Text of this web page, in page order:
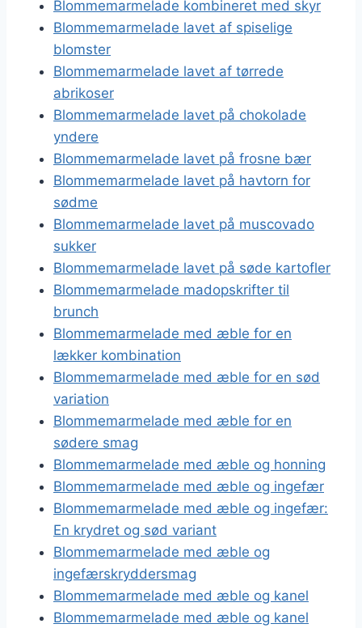
Blommemarmelade kombineret med skyr
Blommemarmelade lavet af spiselige
blomster
Blommemarmelade lavet af tørrede
abrikoser
Blommemarmelade lavet på chokolade
yndere
Blommemarmelade lavet på frosne bær
Blommemarmelade lavet på havtorn for
sødme
Blommemarmelade lavet på muscovado
sukker
Blommemarmelade lavet på søde kartofler
Blommemarmelade madopskrifter til
brunch
Blommemarmelade med æble for en
lækker kombination
Blommemarmelade med æble for en sød
variation
Blommemarmelade med æble for en
sødere smag
Blommemarmelade med æble og honning
Blommemarmelade med æble og ingefær
Blommemarmelade med æble og ingefær:
En krydret og sød variant
Blommemarmelade med æble og
ingefærskryddersmag
Blommemarmelade med æble og kanel
Blommemarmelade med æble og kanel